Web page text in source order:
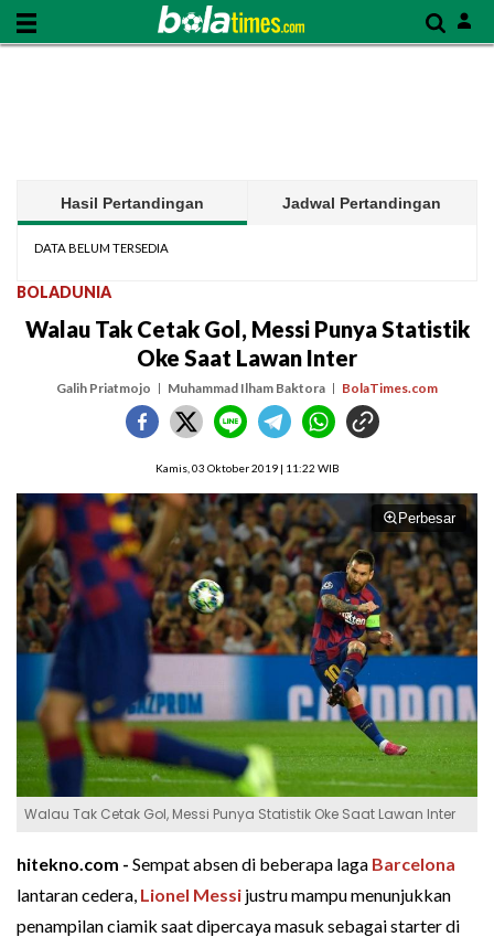
Hasil Pertandingan Jadwal Pertandingan
DATA BELUM TERSEDIA
BOLADUNIA
Walau Tak Cetak Gol, Messi Punya Statistik
Oke Saat Lawan Inter
Galih Priatmojo Muhammad Ilham Baktora BolaTimes.com
Kamis, 03 Oktober 2019 | 11:22 WIB
Perbesar
Walau Tak Cetak Gol, Messi Punya Statistik Oke Saat Lawan Inter
hitekno.com - Sempat absen di beberapa laga Barcelona
lantaran cedera, Lionel Messi justru mampu menunjukkan
penampilan ciamik saat dipercaya masuk sebagai starter di